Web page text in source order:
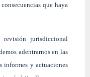
que haya
jurisdiccional
adentrarnos en las
informes y actuaciones